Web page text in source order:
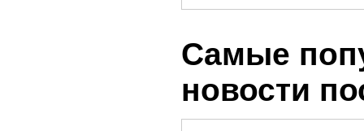
Самые
новости